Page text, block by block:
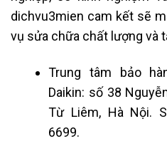
dichvu3mien cam kết sẽ
vụ sửa chữa chất lượng và
Trung tâm bảo
Daikin: số 38
Từ Liêm, Hà Nội.
6699.